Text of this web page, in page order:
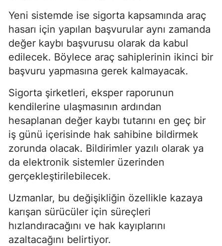
Yeni sistemde ise sigorta kapsamında araç
hasarı için yapılan başvurular aynı zamanda
değer kaybı başvurusu olarak da kabul
edilecek. Böylece araç sahiplerinin ikinci bir
başvuru yapmasına gerek kalmayacak.
Sigorta şirketleri, eksper raporunun
kendilerine ulaşmasının ardından
hesaplanan değer kaybı tutarını en geç bir
iş günü içerisinde hak sahibine bildirmek
zorunda olacak. Bildirimler yazılı olarak ya
da elektronik sistemler üzerinden
gerçekleştirilebilecek.
Uzmanlar, bu değişikliğin özellikle kazaya
karışan sürücüler için süreçleri
hızlandıracağını ve hak kayıplarını
azaltacağını belirtiyor.